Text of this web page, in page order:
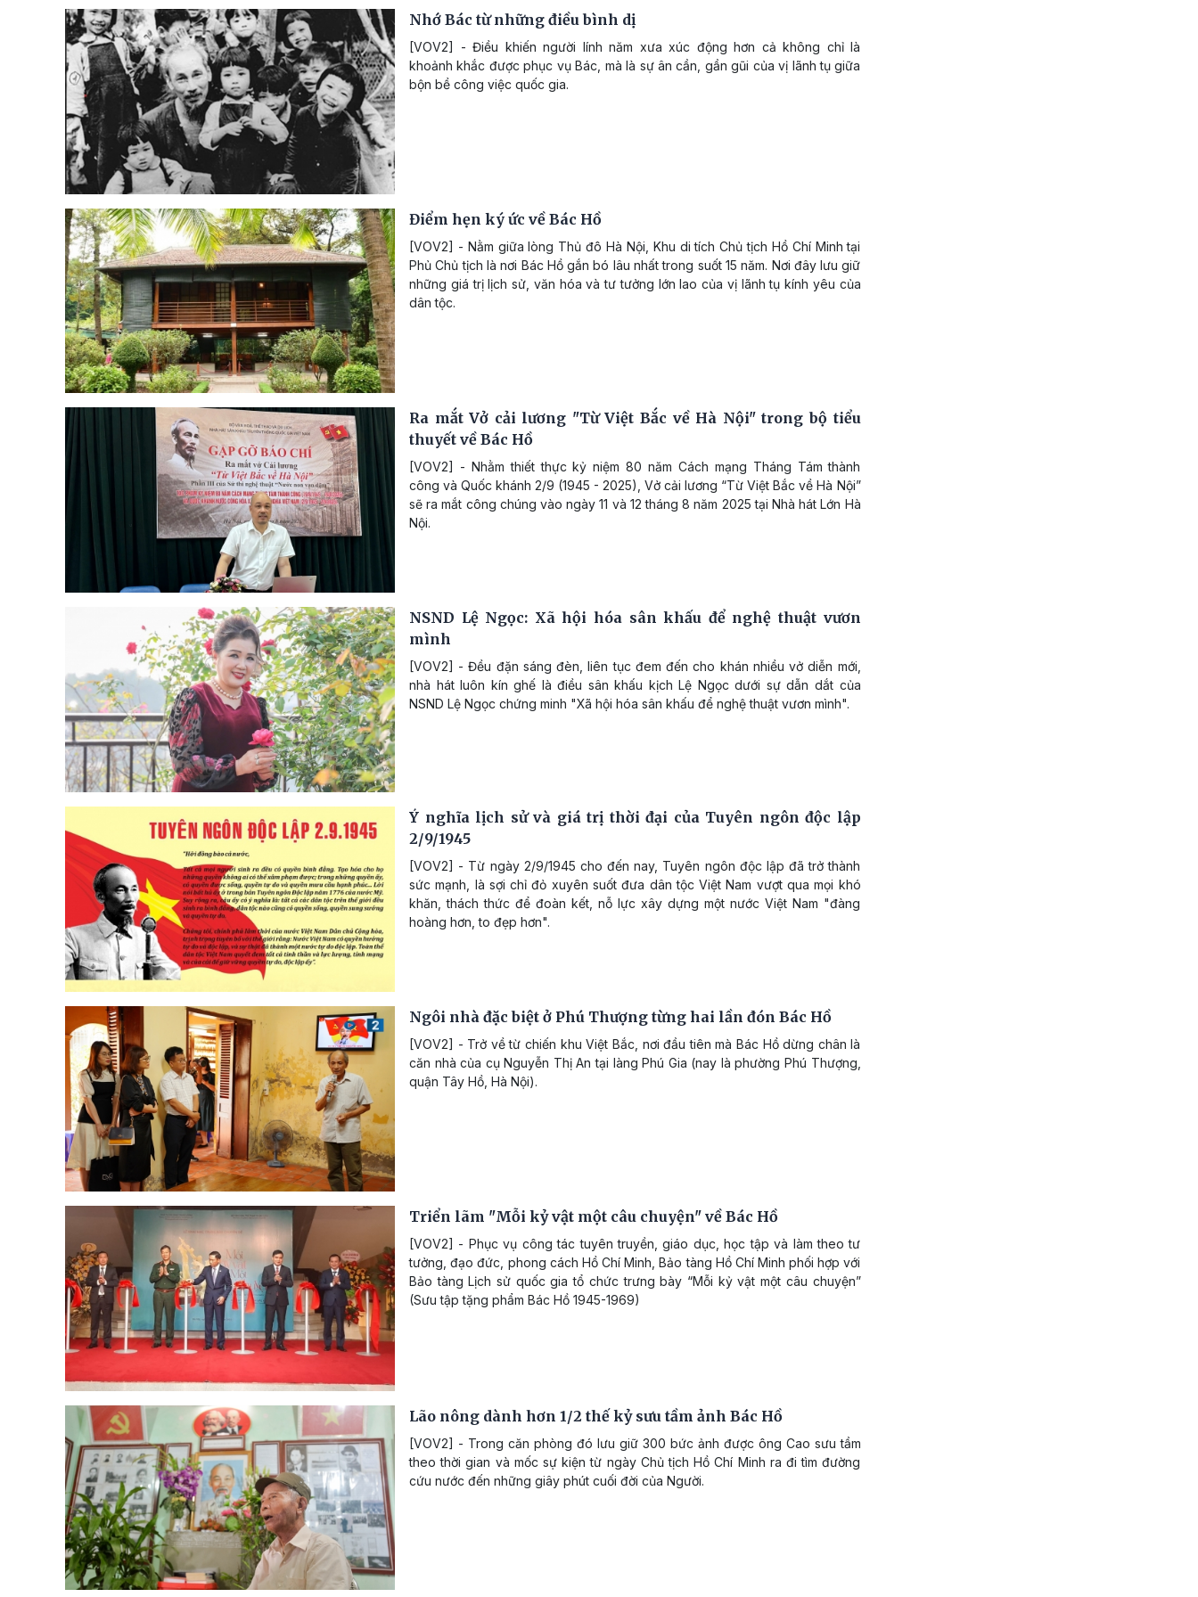
Nhớ Bác từ những điều bình dị
[VOV2] - Điều khiến người lính năm xưa xúc động hơn cả không chỉ là
khoảnh khắc được phục vụ Bác, mà là sự ân cần, gần gũi của vị lãnh tụ giữa
bộn bề công việc quốc gia.
Điểm hẹn ký ức về Bác Hồ
[VOV2] - Nằm giữa lòng Thủ đô Hà Nội, Khu di tích Chủ tịch Hồ Chí Minh tại
Phủ Chủ tịch là nơi Bác Hồ gắn bó lâu nhất trong suốt 15 năm. Nơi đây lưu giữ
những giá trị lịch sử, văn hóa và tư tưởng lớn lao của vị lãnh tụ kính yêu của
dân tộc.
Ra mắt Vở cải lương "Từ Việt Bắc về Hà Nội" trong bộ tiểu
thuyết về Bác Hồ
[VOV2] - Nhằm thiết thực kỷ niệm 80 năm Cách mạng Tháng Tám thành
công và Quốc khánh 2/9 (1945 - 2025), Vở cải lương “Từ Việt Bắc về Hà Nội”
sẽ ra mắt công chúng vào ngày 11 và 12 tháng 8 năm 2025 tại Nhà hát Lớn Hà
Nội.
NSND Lệ Ngọc: Xã hội hóa sân khấu để nghệ thuật vươn
mình
[VOV2] - Đều đặn sáng đèn, liên tục đem đến cho khán nhiều vở diễn mới,
nhà hát luôn kín ghế là điều sân khấu kịch Lệ Ngọc dưới sự dẫn dắt của
NSND Lệ Ngọc chứng minh "Xã hội hóa sân khấu để nghệ thuật vươn mình".
Ý nghĩa lịch sử và giá trị thời đại của Tuyên ngôn độc lập
2/9/1945
[VOV2] - Từ ngày 2/9/1945 cho đến nay, Tuyên ngôn độc lập đã trở thành
sức mạnh, là sợi chỉ đỏ xuyên suốt đưa dân tộc Việt Nam vượt qua mọi khó
khăn, thách thức để đoàn kết, nỗ lực xây dựng một nước Việt Nam "đàng
hoàng hơn, to đẹp hơn".
Ngôi nhà đặc biệt ở Phú Thượng từng hai lần đón Bác Hồ
[VOV2] - Trở về từ chiến khu Việt Bắc, nơi đầu tiên mà Bác Hồ dừng chân là
căn nhà của cụ Nguyễn Thị An tại làng Phú Gia (nay là phường Phú Thượng,
quận Tây Hồ, Hà Nội).
Triển lãm "Mỗi kỷ vật một câu chuyện" về Bác Hồ
[VOV2] - Phục vụ công tác tuyên truyền, giáo dục, học tập và làm theo tư
tưởng, đạo đức, phong cách Hồ Chí Minh, Bảo tàng Hồ Chí Minh phối hợp với
Bảo tàng Lịch sử quốc gia tổ chức trưng bày “Mỗi kỷ vật một câu chuyện”
(Sưu tập tặng phẩm Bác Hồ 1945-1969)
Lão nông dành hơn 1/2 thế kỷ sưu tầm ảnh Bác Hồ
[VOV2] - Trong căn phòng đó lưu giữ 300 bức ảnh được ông Cao sưu tầm
theo thời gian và mốc sự kiện từ ngày Chủ tịch Hồ Chí Minh ra đi tìm đường
cứu nước đến những giây phút cuối đời của Người.